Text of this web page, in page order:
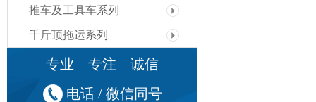
推车及工具车系列
千斤顶拖运系列
专业 专注 诚信
电话 / 微信同号